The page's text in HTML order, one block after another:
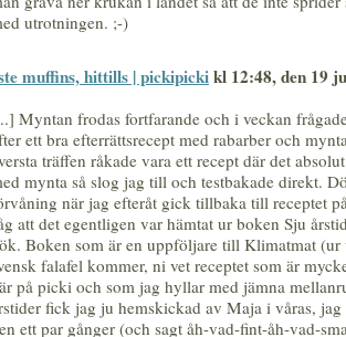
utrotningen. ;-)
muffins, hittills | pickipickikl 12:48, den 19
Myntan frodas fortfarande och i veckan
ett bra efterrättsrecept med rabarber och
träffen råkade vara ett recept där det
mynta så slog jag till och testbakade direkt.
när jag efteråt gick tillbaka till receptet
att det egentligen var hämtat ur boken Sju
Boken som är en uppföljare till Klimatmat (ur
falafel kommer, ni vet receptet som är
på picki och som jag hyllar med jämna
fick jag ju hemskickad av Maja i våras,
ett par gånger (och sagt åh-vad-fint-åh-vad-